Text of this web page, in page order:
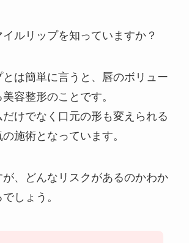
ルリップを知っていますか？
とは簡単に言うと、唇のボリュー
容整形のことです。
けでなく口元の形も変えられる
施術となっています。
が、どんなリスクがあるのかわか
しょう。